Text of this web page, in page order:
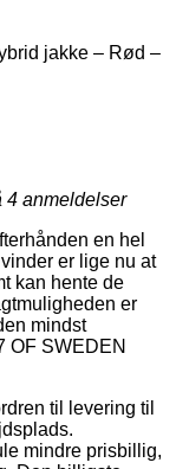
jakke – Rød –
4 anmeldelser
en hel
er lige nu at
kan hente de
er
mindst
OF SWEDEN
til levering til
mindre prisbillig,